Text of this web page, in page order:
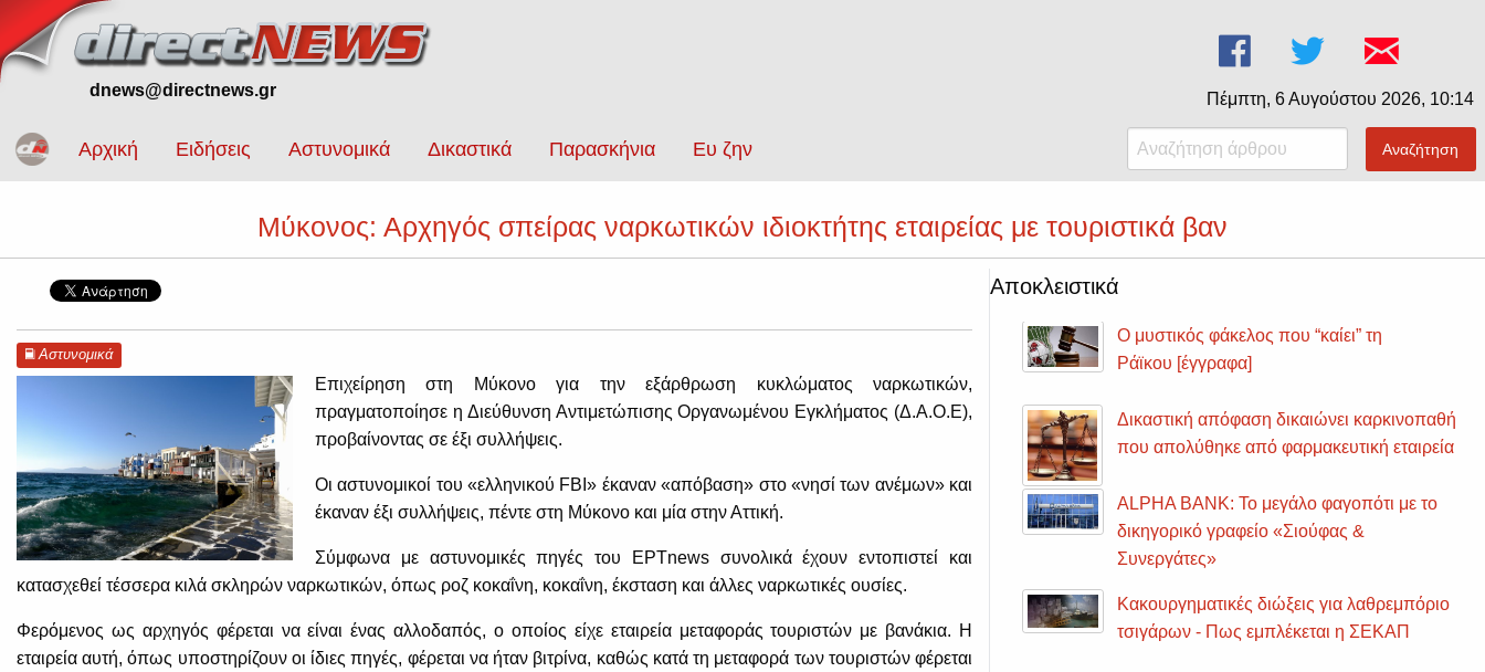
dnews@directnews.gr Πέμπτη, 6 Αυγούστου 2026, 10:14
Αρχική Ειδήσεις Αστυνομικά Δικαστικά Παρασκήνια Ευ ζην Αναζήτηση
Μύκονος: Αρχηγός σπείρας ναρκωτικών ιδιοκτήτης εταιρείας με τουριστικά βαν
Αστυνομικά
Επιχείρηση στη Μύκονο για την εξάρθρωση κυκλώματος ναρκωτικών,
πραγματοποίησε η Διεύθυνση Αντιμετώπισης Οργανωμένου Εγκλήματος (Δ.Α.Ο.Ε),
προβαίνοντας σε έξι συλλήψεις.
Οι αστυνομικοί του «ελληνικού FBI» έκαναν «απόβαση» στο «νησί των ανέμων» και
έκαναν έξι συλλήψεις, πέντε στη Μύκονο και μία στην Αττική.
Σύμφωνα με αστυνομικές πηγές του ΕΡΤnews συνολικά έχουν εντοπιστεί και
κατασχεθεί τέσσερα κιλά σκληρών ναρκωτικών, όπως ροζ κοκαΐνη, κοκαΐνη, έκσταση και άλλες ναρκωτικές ουσίες.
Φερόμενος ως αρχηγός φέρεται να είναι ένας αλλοδαπός, ο οποίος είχε εταιρεία μεταφοράς τουριστών με βανάκια. Η
εταιρεία αυτή, όπως υποστηρίζουν οι ίδιες πηγές, φέρεται να ήταν βιτρίνα, καθώς κατά τη μεταφορά των τουριστών φέρεται
Αποκλειστικά
Ο μυστικός φάκελος που “καίει” τη
Ράϊκου [έγγραφα]
Δικαστική απόφαση δικαιώνει καρκινοπαθή
που απολύθηκε από φαρμακευτική εταιρεία
ALPHA BANK: Το μεγάλο φαγοπότι με το
δικηγορικό γραφείο «Σιούφας &
Συνεργάτες»
Κακουργηματικές διώξεις για λαθρεμπόριο
τσιγάρων - Πως εμπλέκεται η ΣΕΚΑΠ